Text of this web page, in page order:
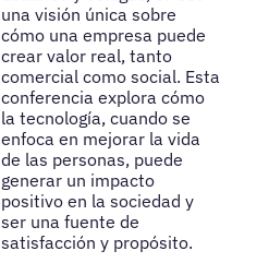
una visión única sobre
cómo una empresa puede
crear valor real, tanto
comercial como social. Esta
conferencia explora cómo
la tecnología, cuando se
enfoca en mejorar la vida
de las personas, puede
generar un impacto
positivo en la sociedad y
ser una fuente de
satisfacción y propósito.